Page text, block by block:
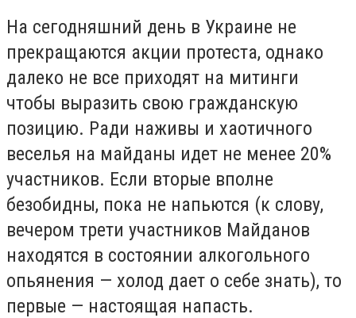
На сегодняшний день в Украине не
прекращаются акции протеста, однако
далеко не все приходят на митинги
чтобы выразить свою гражданскую
позицию. Ради наживы и хаотичного
веселья на майданы идет не менее 20%
участников. Если вторые вполне
безобидны, пока не напьются (к слову,
вечером трети участников Майданов
находятся в состоянии алкогольного
опьянения — холод дает о себе знать), то
первые — настоящая напасть.